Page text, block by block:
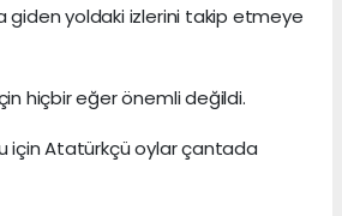
giden yoldaki izlerini takip etmeye
hiçbir eğer önemli değildi.
için Atatürkçü oylar çantada